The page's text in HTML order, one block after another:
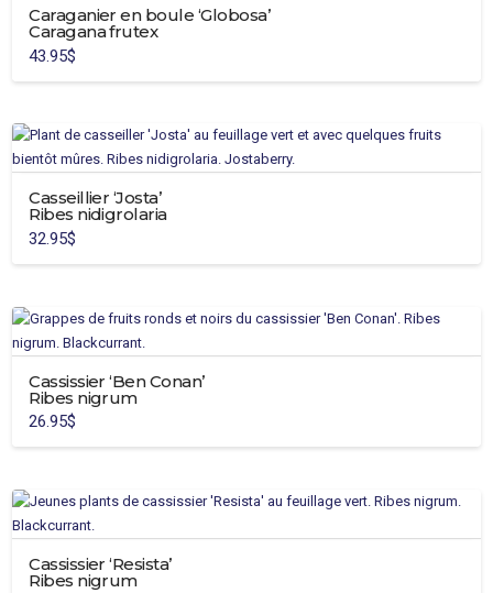
Caraganier en boule ‘Globosa’
Caragana frutex
43.95$
Casseillier ‘Josta’
Ribes nidigrolaria
32.95$
Cassissier ‘Ben Conan’
Ribes nigrum
26.95$
Cassissier ‘Resista’
Ribes nigrum